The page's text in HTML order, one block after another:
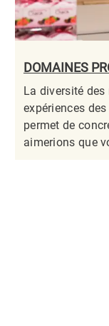
DOMAINES
La diversité
expériences
permet de
aimerions que